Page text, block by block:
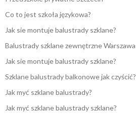
Co to jest szkoła językowa?
Jak sie montuje balustrady szklane?
Balustrady szklane zewnętrzne Warszawa
Jak sie montuje balustrady szklane?
Szklane balustrady balkonowe jak czyścić?
Jak myć szklane balustrady?
Jak myć szklane balustrady szklane?